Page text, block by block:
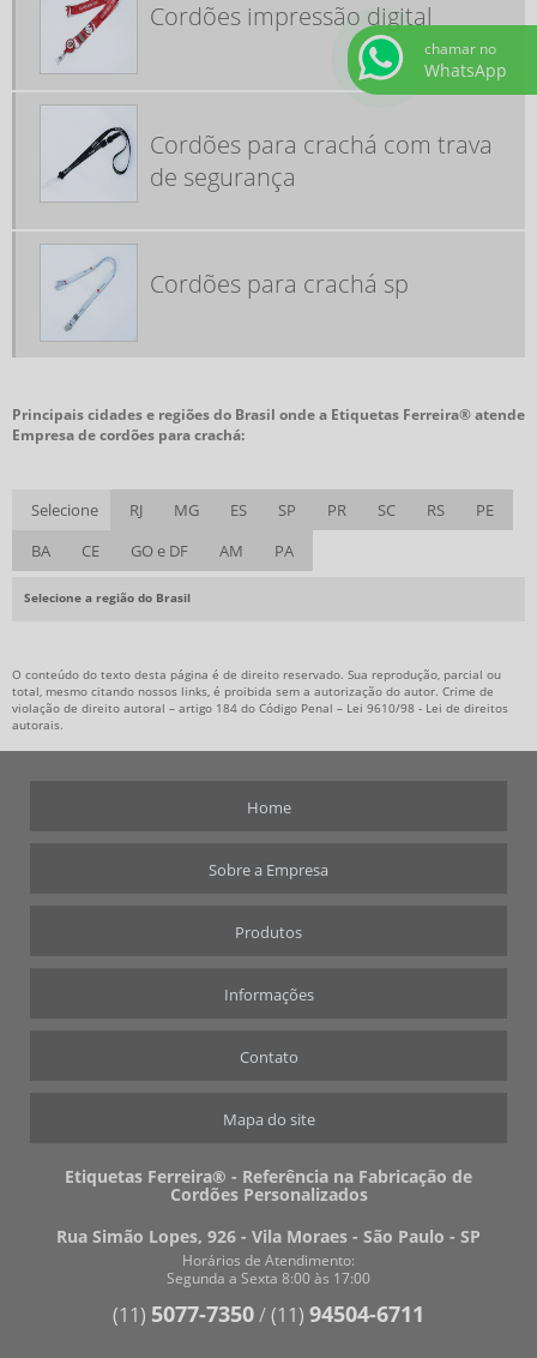
CORDÕES PARA CRACHÁ COM TRAVA DE SEGURANÇA
CORDÕES PARA CRACHÁ SP
FÁBRICA DE PORTA CRACHÁ RETRÁTIL
FÁBRICA DE TAG DE MALA
FABRICANTE DE CORDÃO PARA CRACHÁ
FITA CRACHÁ PERSONALIZADA
FITA PARA CRACHÁ
FITAS DA CONSCIÊNCIA
FITAS DA CONSCIÊNCIA COMPRAR
FITAS GORGURÃO PERSONALIZADAS
FITAS PERSONALIZADAS PARA MEDALHAS
FITAS TIPO SENHOR DO BONFIM
FITINHAS NOSSO SENHOR DO BONFIM PERSONALIZADAS
LAÇOS DA CONSCIÊNCIA
PORTA CRACHÁ RETRÁTIL
TAG PARA IDENTIFICAÇÃO DE MALA
TIRANTE PARA CANECA PERSONALIZADO
FÁBRICA DE TIRANTE DE CELULAR EM SP
Cordões impressão digital
Cordões para crachá com trava
de segurança
Cordões para crachá sp
Principais cidades e regiões do Brasil onde a Etiquetas Ferreira® atende
Empresa de cordões para crachá:
Selecione RJ MG ES SP PR SC RS
PE
BA
CE GO e DF AM PA
Selecione a região do Brasil
O conteúdo do texto desta página é de direito reservado. Sua reprodução, parcial ou
total, mesmo citando nossos links, é proibida sem a autorização do autor. Crime de
violação de direito autoral – artigo 184 do Código Penal – Lei 9610/98 - Lei de direitos
autorais.
Home
Sobre a Empresa
Produtos
Informações
Contato
Mapa do site
Etiquetas Ferreira® - Referência na Fabricação de
Cordões Personalizados
Rua Simão Lopes, 926 - Vila Moraes - São Paulo - SP
Horários de Atendimento:
Segunda a Sexta 8:00 às 17:00
(11) 5077-7350/(11) 94504-6711
chamar no
WhatsApp